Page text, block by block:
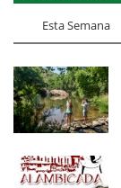
Esta Semana